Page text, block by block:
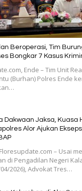
Beroperasi, Tim
Bongkar 7 Kasus
Ende – Tim Unit
(Burhan) Polres Ende
Dakwaan Jaksa, Kuasa
Alor Ajukan
Floresupdate.com – Usai
di Pengadilan Negeri
2026), Advokat Tres…